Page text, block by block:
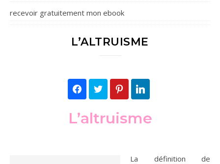
recevoir gratuitement mon ebook
L’ALTRUISME
FacebookTwitter Pinterest
L’altruisme
La définition de